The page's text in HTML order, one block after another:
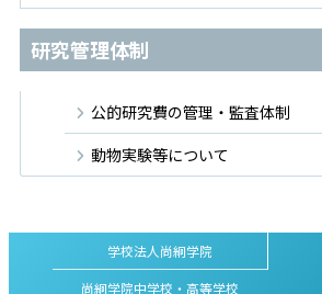
研究管理体制
公的研究費の管理・監査体制
動物実験等について
学校法人尚絅学院
尚絅学院中学校・高等学校